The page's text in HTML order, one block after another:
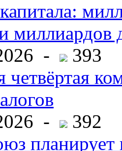
миллиардов
-
393
четвёртая
-
392
планирует